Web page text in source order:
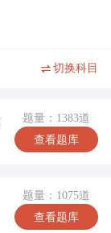
切换科目
题量：1383道
查看题库
题量：1075道
查看题库